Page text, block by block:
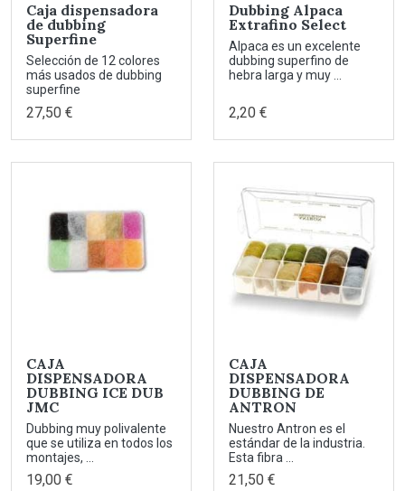
Caja dispensadora
de dubbing
Superfine
Selección de 12 colores
más usados de dubbing
superfine
27,50 €
Dubbing Alpaca
Extrafino Select
Alpaca es un excelente
dubbing superfino de
hebra larga y muy ...
2,20 €
CAJA
DISPENSADORA
DUBBING ICE DUB
JMC
Dubbing muy polivalente
que se utiliza en todos los
montajes, ...
19,00 €
CAJA
DISPENSADORA
DUBBING DE
ANTRON
Nuestro Antron es el
estándar de la industria.
Esta fibra ...
21,50 €